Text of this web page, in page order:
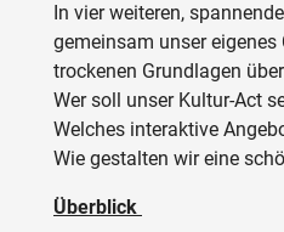
In vier weiteren,
gemeinsam unser
trockenen Grundlagen
Wer soll unser Kultur-Act
Welches interaktive
Wie gestalten wir eine
Überblick